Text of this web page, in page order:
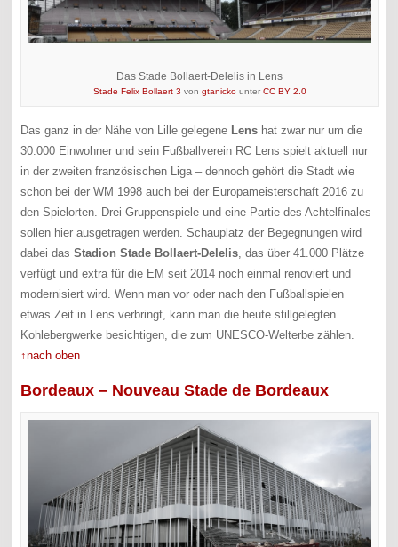
Das Stade Bollaert-Delelis in Lens
Stade Felix Bollaert 3 von gtanickounter CC BY 2.0
Das ganz in der Nähe von Lille gelegene Lens hat zwar nur um die
30.000 Einwohner und sein Fußballverein RC Lens spielt aktuell nur
in der zweiten französischen Liga – dennoch gehört die Stadt wie
schon bei der WM 1998 auch bei der Europameisterschaft 2016 zu
den Spielorten. Drei Gruppenspiele und eine Partie des Achtelfinales
sollen hier ausgetragen werden. Schauplatz der Begegnungen wird
dabei dasStadion Stade Bollaert-Delelis , das über 41.000 Plätze
verfügt und extra für die EM seit 2014 noch einmal renoviert und
modernisiert wird. Wenn man vor oder nach den Fußballspielen
etwas Zeit in Lens verbringt, kann man die heute stillgelegten
Kohlebergwerke besichtigen, die zum UNESCO-Welterbe zählen.
↑nach oben
Bordeaux – Nouveau Stade de Bordeaux